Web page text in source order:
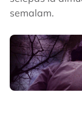
semalam.